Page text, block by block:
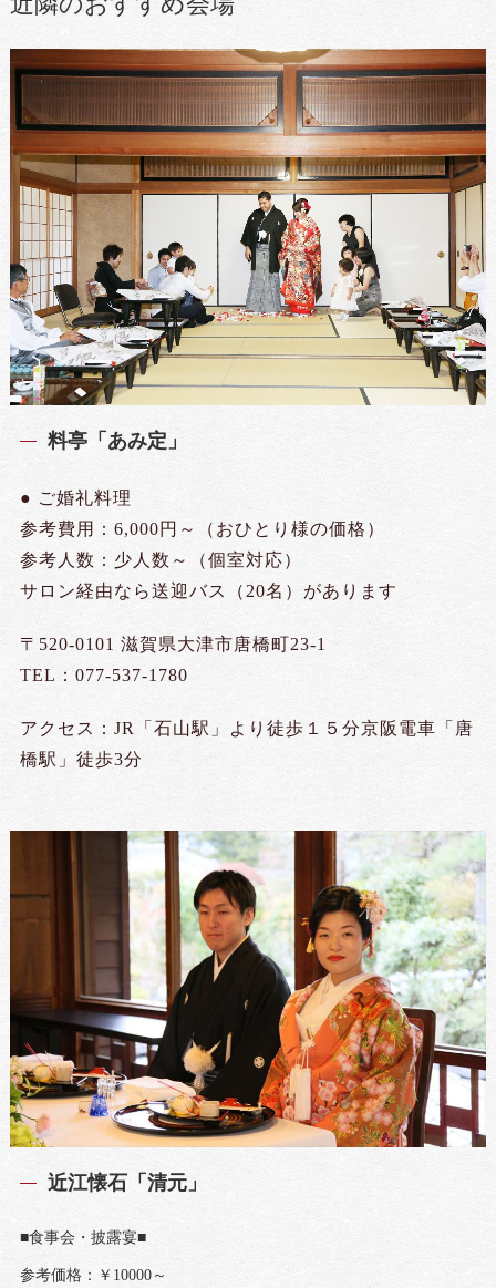
料亭「あみ定」
● ご婚礼料理
参考費用：6,000円～（おひとり様の価格）
参考人数：少人数～（個室対応）
サロン経由なら送迎バス（20名）があります
〒520-0101 滋賀県大津市唐橋町23-1
TEL：077-537-1780
アクセス：JR「石山駅」より徒歩１５分京阪電車「唐
橋駅」徒歩3分
近江懐石「清元」
■食事会・披露宴■
参考価格：￥10000～